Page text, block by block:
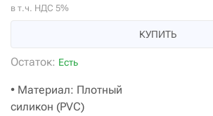
в т.ч. НДС 5%
КУПИТЬ
Остаток: Есть
• Материал: Плотный
силикон (PVC)